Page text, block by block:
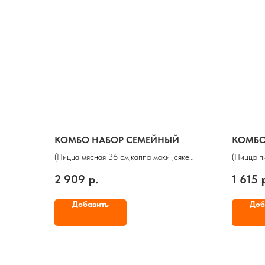
КОМБО НАБОР СЕМЕЙНЫЙ
(Пицца мясная 36 см,каппа маки ,сяке
на выбор)
2 909 р.
Добавить
(Пицца
1 615